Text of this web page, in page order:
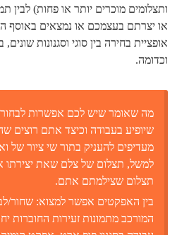
ותצלומים מוכרים יותר או פחות) לבין
או יצרתם בעצמכם או נמצאים באוסף
אופציית בחירה בין סוגי וסגנונות
וכדומה.
מה שאומר שיש לכם אפשרות לבחור
שיופיע בעבודה וכיצד אתם
מעדיפים להעניק בתור שי ציור של
למשל, תצלום של צלם שאת יצירתו
תצלום שצילמתם אתם.
בין האפקטים אפשר למצוא: שחור/
המורכב מתמונות זעירות החוברות